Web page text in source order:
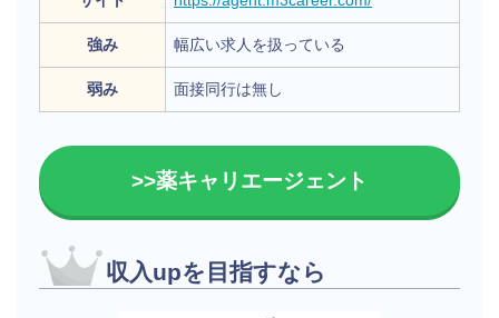
強み 幅広い求人を扱っている
弱み 面接同行は無し
>>薬キャリエージェント
収入upを目指すなら